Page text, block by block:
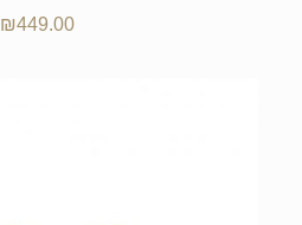
₪449.00